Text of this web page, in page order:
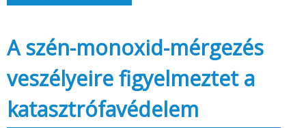
A szén-monoxid-mérgezés
veszélyeire figyelmeztet a
katasztrófavédelem